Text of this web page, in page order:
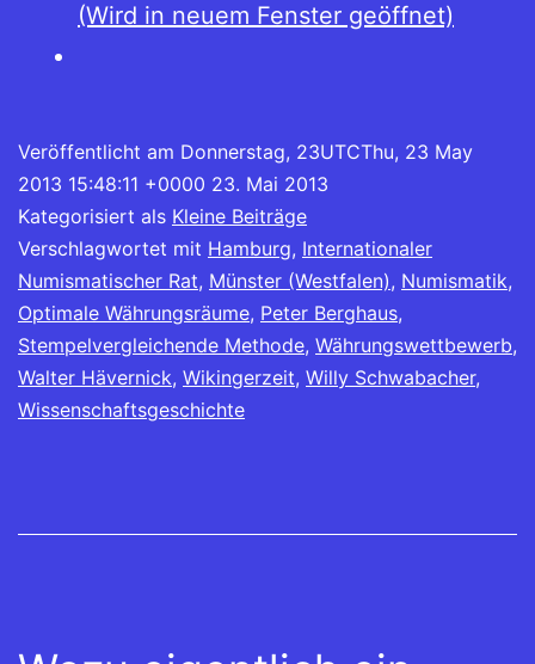
(Wird in neuem Fenster geöffnet)
Veröffentlicht am Donnerstag, 23UTCThu, 23 May
2013 15:48:11 +0000 23. Mai 2013
Kategorisiert als Kleine Beiträge
Verschlagwortet mit Hamburg, Internationaler
Numismatischer Rat, Münster (Westfalen), Numismatik,
Optimale Währungsräume, Peter Berghaus,
Stempelvergleichende Methode, Währungswettbewerb,
Walter Hävernick, Wikingerzeit, Willy Schwabacher,
Wissenschaftsgeschichte